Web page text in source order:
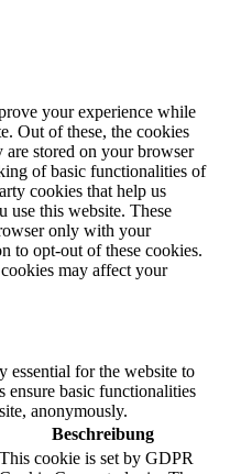
your experience while
Out of these, the cookies
are stored on your browser
of basic functionalities of
cookies that help us
use this website. These
only with your
to opt-out of these cookies.
may affect your
essential for the website to
ensure basic functionalities
anonymously.
Beschreibung
This cookie is set by GDPR